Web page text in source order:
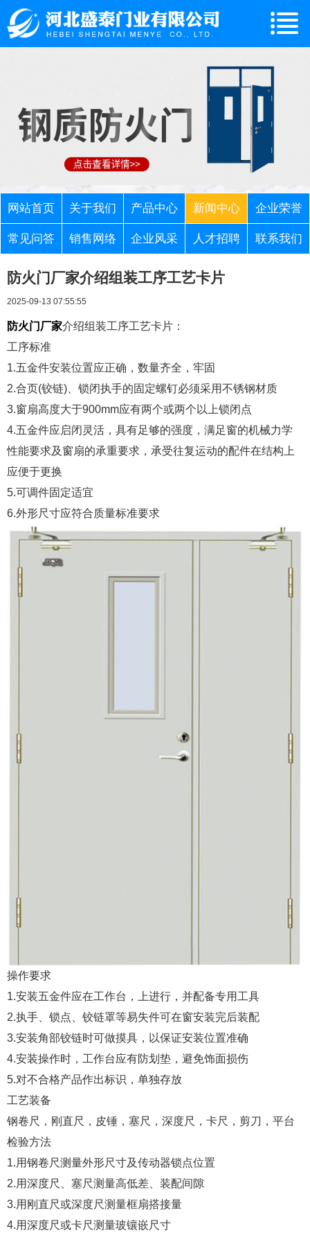
网站首页 关于我们 产品中心 新闻中心 企业荣誉
常见问答 销售网络 企业风采 人才招聘 联系我们
防火门厂家介绍组装工序工艺卡片
2025-09-13 07:55:55
防火门厂家介绍组装工序工艺卡片：
工序标准
1.五金件安装位置应正确，数量齐全，牢固
2.合页(铰链)、锁闭执手的固定螺钉必须采用不锈钢材质
3.窗扇高度大于900mm应有两个或两个以上锁闭点
4.五金件应启闭灵活，具有足够的强度，满足窗的机械力学
性能要求及窗扇的承重要求，承受往复运动的配件在结构上
应便于更换
5.可调件固定适宜
6.外形尺寸应符合质量标准要求
操作要求
1.安装五金件应在工作台，上进行，并配备专用工具
2.执手、锁点、铰链罩等易失件可在窗安装完后装配
3.安装角部铰链时可做摸具，以保证安装位置准确
4.安装操作时，工作台应有防划垫，避免饰面损伤
5.对不合格产品作出标识，单独存放
工艺装备
钢卷尺，刚直尺，皮锤，塞尺，深度尺，卡尺，剪刀，平台
检验方法
1.用钢卷尺测量外形尺寸及传动器锁点位置
2.用深度尺、塞尺测量高低差、装配间隙
3.用刚直尺或深度尺测量框扇搭接量
4.用深度尺或卡尺测量玻镶嵌尺寸